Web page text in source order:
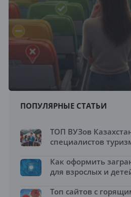
ПОПУЛЯРНЫЕ СТАТЬИ
ТОП ВУЗов
специалистов
Как оформить
для взрослых и
Топ сайтов с